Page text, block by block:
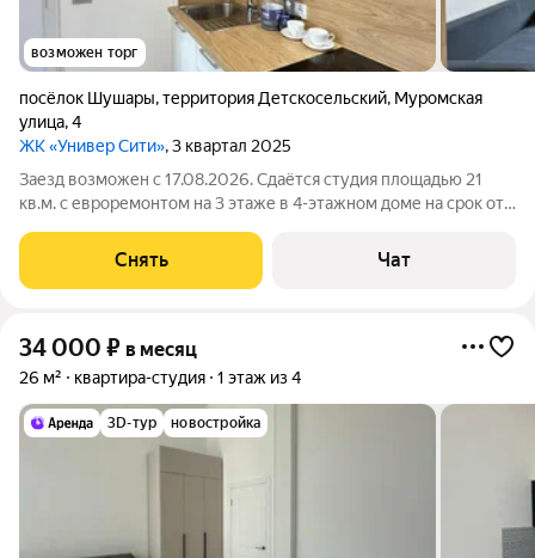
возможен торг
посёлок Шушары,территория Детскосельский, Муромская
улица,4
ЖК «Универ Сити», 3 квартал 2025
Заезд возможен с 17.08.2026. Сдаётся студия площадью 21
кв.м. с евроремонтом на 3 этаже в 4-этажном доме на срок от
Дом - монолитный, окна выходят во двор. В подъезде 2 лифта -
1 грузовой и
Снять Чат
34 000 ₽ в месяц
26 м² квартира-студия 1 этаж из 4
3D-тур новостройка